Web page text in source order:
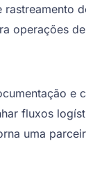
operações
fluxos
uma